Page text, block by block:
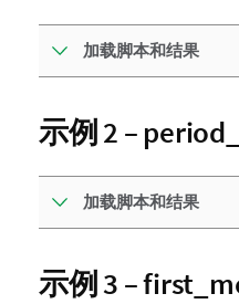
加载脚本和结果
示例 2 –
加载脚本和结果
示例 3 –